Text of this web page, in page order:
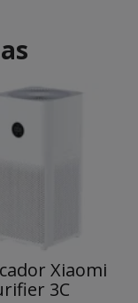
Xiaomi
3C